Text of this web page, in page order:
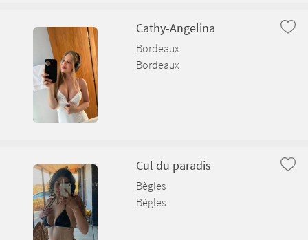
Arboys en Bugey
Arbigny
Argis
Armix
Artemare
Asnières-sur-Saône
Cathy-Angelina
Bordeaux
Bordeaux
Cul du paradis
Bègles
Bègles